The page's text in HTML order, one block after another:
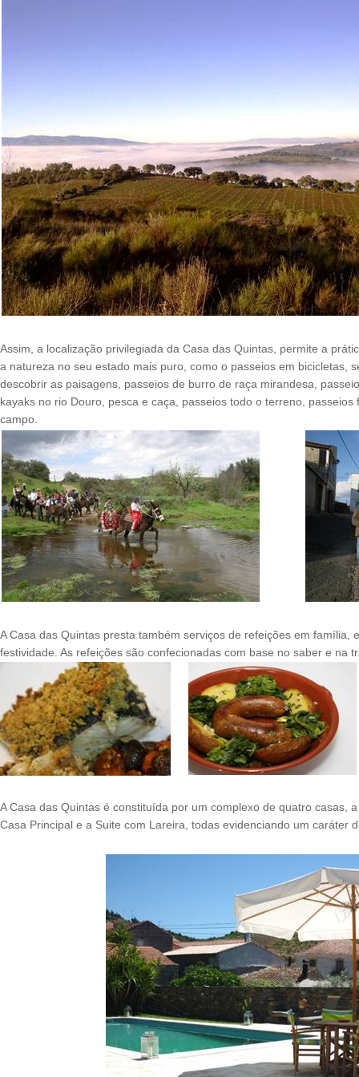
Assim, a localização privilegiada da Casa das Quintas, permite a
a natureza no seu estado mais puro, como o passeios em bicicletas,
descobrir as paisagens, passeios de burro de raça mirandesa,
kayaks no rio Douro, pesca e caça, passeios todo o terreno, passeios
campo.
A Casa das Quintas presta também serviços de refeições em família,
festividade. As refeições são confecionadas com base no saber e na
A Casa das Quintas é constituída por um complexo de quatro casas,
Casa Principal e a Suite com Lareira, todas evidenciando um caráter